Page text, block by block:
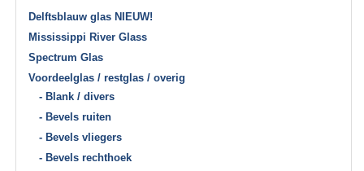
Delftsblauw glas NIEUW!
Mississippi River Glass
Spectrum Glas
Voordeelglas / restglas / overig
- Blank / divers
- Bevels ruiten
- Bevels vliegers
- Bevels rechthoek